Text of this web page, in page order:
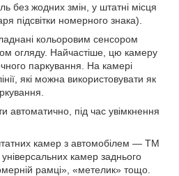
без жодних змін, у штатні місця
підсвітки номерного знака).
кольоровим сенсором
огляду. Найчастіше, цю камеру
паркування. На камері
які можна використовувати як
автоматично, під час увімкнення
камер з автомобілем — TM
камер заднього
рамці», «метелик» тощо.